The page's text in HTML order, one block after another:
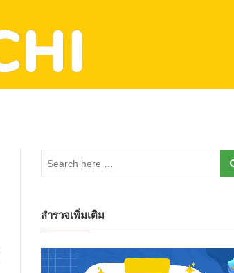
สำรวจเพิ่มเติม